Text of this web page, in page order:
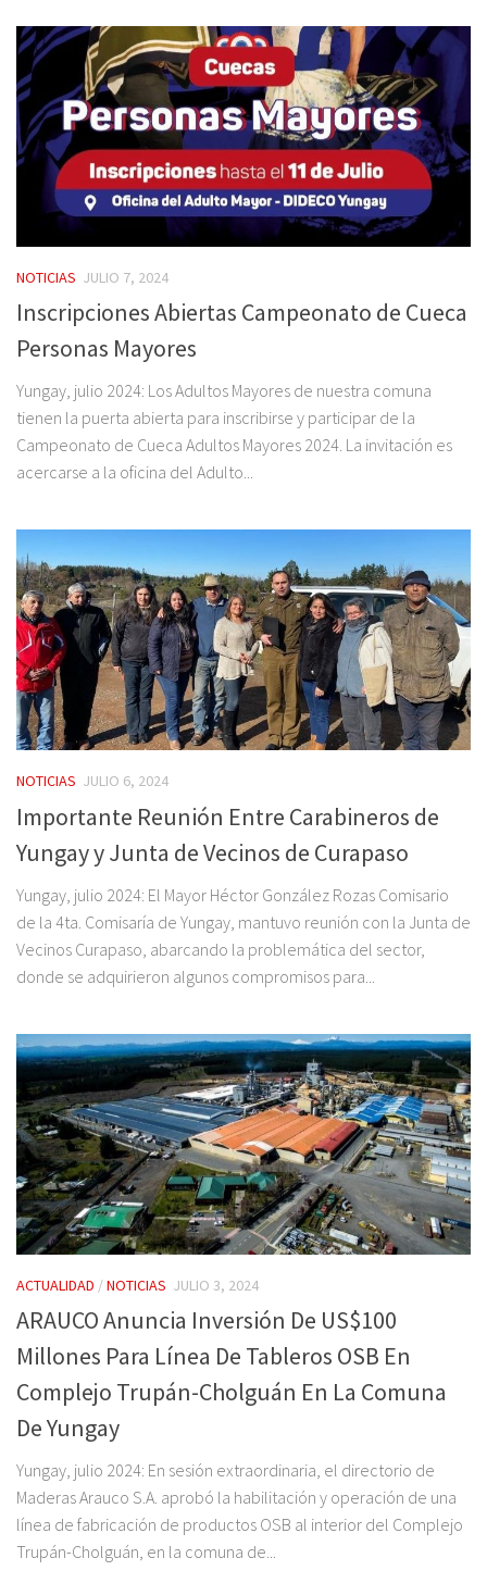
NOTICIAS JULIO 7, 2024
Inscripciones Abiertas Campeonato de Cueca
Personas Mayores
Yungay, julio 2024: Los Adultos Mayores de nuestra comuna
tienen la puerta abierta para inscribirse y participar de la
Campeonato de Cueca Adultos Mayores 2024. La invitación es
acercarse a la oficina del Adulto...
NOTICIAS JULIO 6, 2024
Importante Reunión Entre Carabineros de
Yungay y Junta de Vecinos de Curapaso
Yungay, julio 2024: El Mayor Héctor González Rozas Comisario
de la 4ta. Comisaría de Yungay, mantuvo reunión con la Junta de
Vecinos Curapaso, abarcando la problemática del sector,
donde se adquirieron algunos compromisos para...
ACTUALIDAD /NOTICIAS JULIO 3, 2024
ARAUCO Anuncia Inversión De US$100
Millones Para Línea De Tableros OSB En
Complejo Trupán-Cholguán En La Comuna
De Yungay
Yungay, julio 2024: En sesión extraordinaria, el directorio de
Maderas Arauco S.A. aprobó la habilitación y operación de una
línea de fabricación de productos OSB al interior del Complejo
Trupán-Cholguán, en la comuna de...